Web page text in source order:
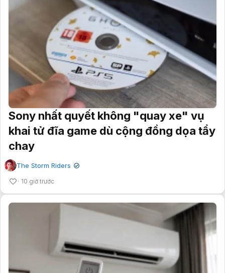
Sony nhất quyết không "quay xe" vụ
khai tử đĩa game dù cộng đồng dọa tẩy
chay
The Storm Riders ✔
10 giờ trước